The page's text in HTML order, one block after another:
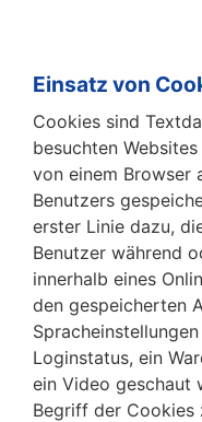
Einsatz von
Cookies sind
besuchten
von einem Browser
Benutzers
erster Linie dazu,
Benutzer während
innerhalb eines
den gespeicherten
Loginstatus, ein
ein Video geschaut
Begriff der Cookies